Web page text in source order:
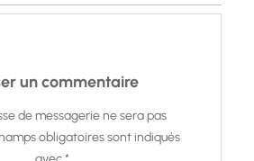
un commentaire
de messagerie ne sera pas
obligatoires sont indiqués